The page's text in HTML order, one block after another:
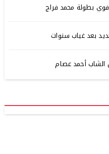
بطولة محمد فراج
بعد غياب سنوات
الشاب أحمد عصام